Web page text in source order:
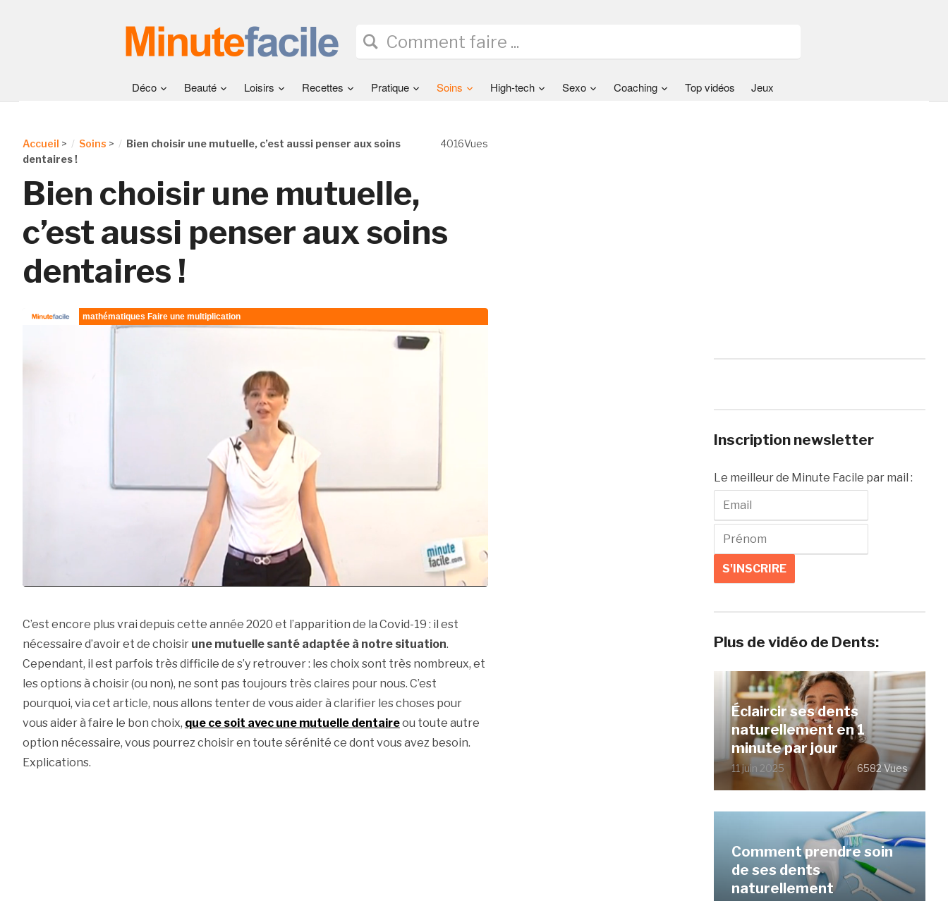
Déco Beauté Loisirs Recettes Pratique Soins High-tech Sexo Coaching Top vidéos Jeux
4016Vues
Accueil > Soins >
Bien choisir une mutuelle, c’est aussi penser aux soins
dentaires !
Bien choisir une mutuelle,
c’est aussi penser aux soins
dentaires !
C’est encore plus vrai depuis cette année 2020 et l’apparition de la Covid-19 : il est
nécessaire d’avoir et de choisir une mutuelle santé adaptée à notre situation.
Cependant, il est parfois très difficile de s’y retrouver : les choix sont très nombreux, et
les options à choisir (ou non), ne sont pas toujours très claires pour nous. C’est
pourquoi, via cet article, nous allons tenter de vous aider à clarifier les choses pour
vous aider à faire le bon choix, que ce soit avec une mutuelle dentaireou toute autre
option nécessaire, vous pourrez choisir en toute sérénité ce dont vous avez besoin.
Explications.
Inscription newsletter
Le meilleur de Minute Facile par mail :
Plus de vidéo de Dents:
Éclaircir ses dents
naturellement en 1
minute par jour
11 juin 2025 6582 Vues
Comment prendre soin
de ses dents
naturellement